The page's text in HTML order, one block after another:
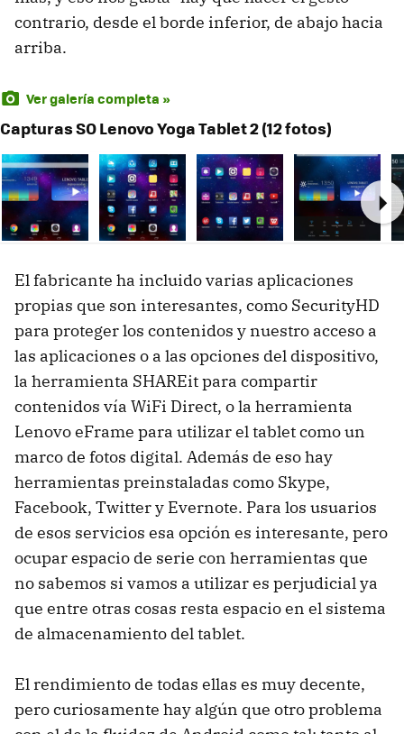
contrario, desde el borde inferior, de abajo hacia
arriba.
Ver galería completa »
Capturas SO Lenovo Yoga Tablet 2 (12 fotos)
El fabricante ha incluido varias aplicaciones
propias que son interesantes, como SecurityHD
para proteger los contenidos y nuestro acceso a
las aplicaciones o a las opciones del dispositivo,
la herramienta SHAREit para compartir
contenidos vía WiFi Direct, o la herramienta
Lenovo eFrame para utilizar el tablet como un
marco de fotos digital. Además de eso hay
herramientas preinstaladas como Skype,
Facebook, Twitter y Evernote. Para los usuarios
de esos servicios esa opción es interesante, pero
ocupar espacio de serie con herramientas que
no sabemos si vamos a utilizar es perjudicial ya
que entre otras cosas resta espacio en el sistema
de almacenamiento del tablet.
El rendimiento de todas ellas es muy decente,
pero curiosamente hay algún que otro problema